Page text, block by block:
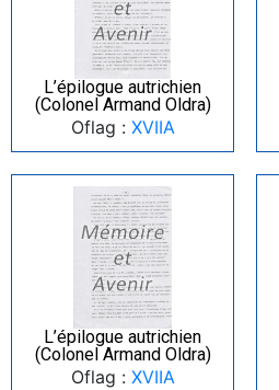
L’épilogue autrichien
(Colonel Armand Oldra)
Oflag : XVIIA
L’épilogue autrichien
(Colonel Armand Oldra)
Oflag : XVIIA